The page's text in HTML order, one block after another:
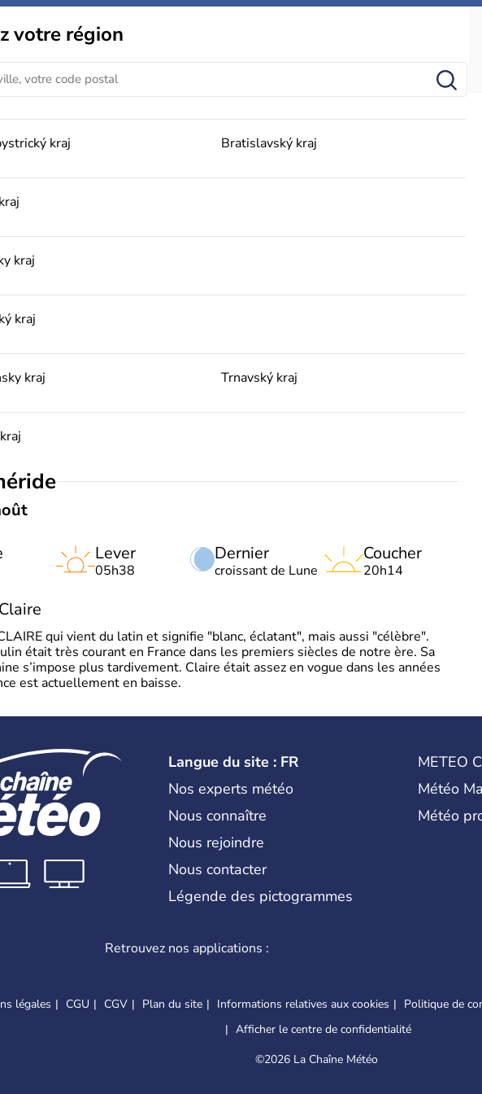
votre région
kraj Bratislavský kraj
kraj
kraj
kraj Trnavský kraj
Dernier
croissant de Lune
Lever
05h38
Coucher
20h14
qui vient du latin et signifie "blanc, éclatant", mais aussi "célèbre".
était très courant en France dans les premiers siècles de notre ère. Sa
s’impose plus tardivement. Claire était assez en vogue dans les années
est actuellement en baisse.
Langue du site : FR
Nos experts météo
Nous connaître
Nous rejoindre
Nous contacter
Légende des pictogrammes
METEO
Météo
Météo
Retrouvez nos applications :
légales CGU CGV Plan du site Informations relatives aux cookies Politique de
Afficher le centre de confidentialité
©2026 La Chaîne Météo